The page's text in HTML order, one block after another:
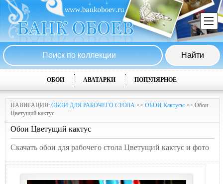
ОБОИ АВАТАРКИ ПОПУЛЯРНОЕ
НАВИГАЦИЯ: ОБОИ ДЛЯ РАБОЧЕГО СТОЛА >> ОБОИ Кактусы >> Обои
Цветущий кактус
Обои Цветущий кактус
Скачать обои для рабочего стола Цветущий кактус и фото